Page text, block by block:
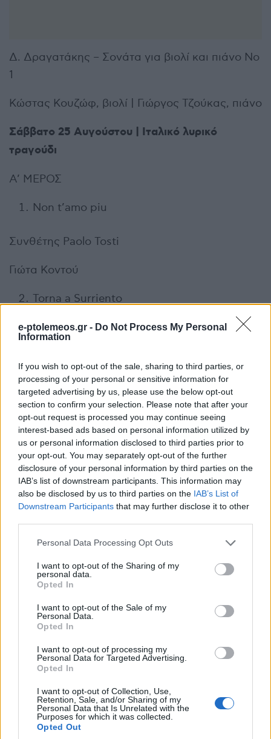
e-ptolemeos.gr - Do Not Process My Personal
Information
If you wish to opt-out of the sale, sharing to third parties, or
processing of your personal or sensitive information for
targeted advertising by us, please use the below opt-out
section to confirm your selection. Please note that after your
opt-out request is processed you may continue seeing
interest-based ads based on personal information utilized by
us or personal information disclosed to third parties prior to
your opt-out. You may separately opt-out of the further
disclosure of your personal information by third parties on the
IAB’s list of downstream participants. This information may
also be disclosed by us to third parties on the IAB’s List of
Downstream Participants that may further disclose it to other
Please note that this website/app uses one or more Google
not limited to your visit or usage behaviour. You may click to
grant or deny consent to Google and its third-party tags to
use your data for below specified purposes in below Google
consent section.
Personal Data Processing Opt Outs
I want to opt-out of the Sharing of my
personal data.
Opted In
I want to opt-out of the Sale of my
Personal Data.
Opted In
I want to opt-out of processing my
Personal Data for Targeted Advertising.
Opted In
I want to opt-out of Collection, Use,
Retention, Sale, and/or Sharing of my
Personal Data that Is Unrelated with the
Purposes for which it was collected.
Opted Out
Δ. Δραγατάκης – Σονάτα για βιολί και πιάνο Νο
1
Κώστας Κουζώφ, βιολί | Γιώργος Τζούκας, πιάνο
Σάββατο 25 Αυγούστου | Ιταλικό λυρικό
τραγούδι
Α’ ΜΕΡΟΣ
Non t’amo piu
Συνθέτης Paolo Tosti
Γιώτα Κοντού
Torna a Surriento
Ναπολιτάνικο τραγούδι του 1902, συνθέτης
Αλέξανδρος Δελιαλής
Parlami d’amore Mariu
Ναπολιτάνικο τραγούδι, συνθέτες Ennio Neri &
Cesare Andrea Bixio
Αλέξανδρος Δελιαλής
Άρια της Magda από την όπερα “La Rondine”
του Giacomo Puccini
Willow song (Salce, Salce) – Ave Maria
Σκηνή της Desdemona από την όπερα “Otello”
του Giuseppe Verdi
Βιολέττα Λούστα
Β’ ΜΕΡΟΣ